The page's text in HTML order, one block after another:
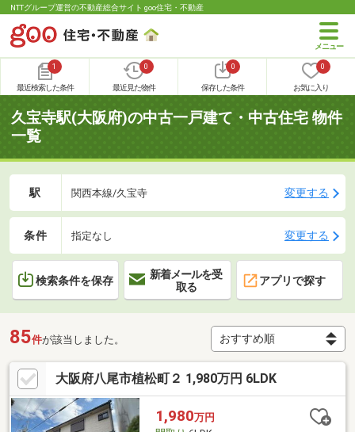
NTTグループ運営の不動産総合サイト goo住宅・不動産
1
最近検索した条件
0
最近見た物件
0
保存した条件
0
お気に入り
久宝寺駅(大阪府)の中古一戸建て・中古住宅 物件
一覧
駅 関西本線/久宝寺 変更する
条件 指定なし 変更する
検索条件を保存
新着メールを受
取る
アプリで探す
85件が該当しました。
大阪府八尾市植松町２ 1,980万円 6LDK
1,980万円